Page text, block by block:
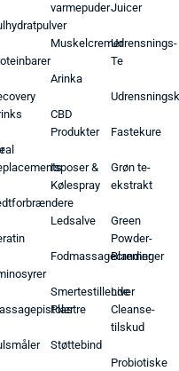
varmepuder
Muskelcremer
Arinka
CBD
Produkter
Isposer &
Kølespray
Ledsalve
Fodmassagecremer
Smertestillende
Plastre
Støttebind
Juicer
Udrensnings-
Te
Fastekure
Grøn te-
ekstrakt
Green
Powder-
Blandinger
Liver
Cleanse-
tilskud
Probiotiske